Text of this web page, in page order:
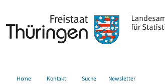
Home Kontakt Suche Newsletter